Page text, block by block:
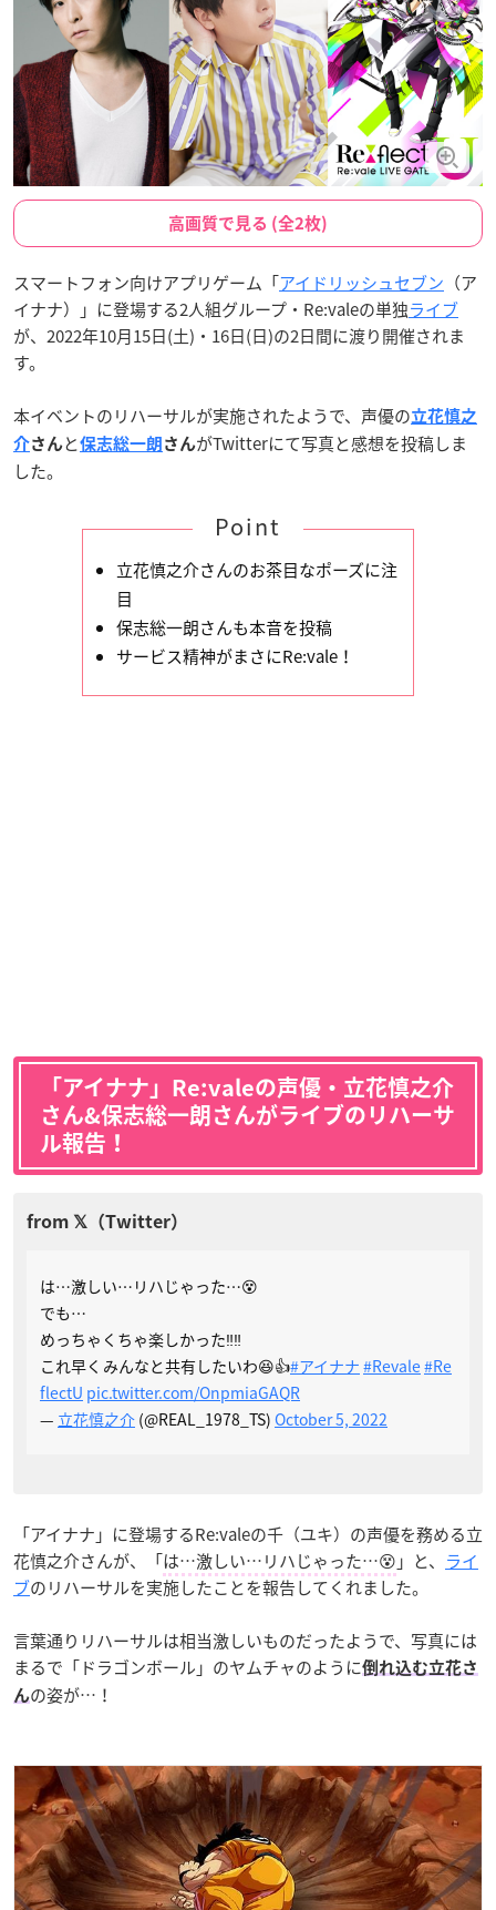
高画質で見る (全2枚)
スマートフォン向けアプリゲーム「アイドリッシュセブン （ア
イナナ）」に登場する2人組グループ・Re:valeの単独ライブ
が、2022年10月15日(土)・16日(日)の2日間に渡り開催されま
す。
本イベントのリハーサルが実施されたようで、声優の立花慎之
介さんと保志総一朗 さんがTwitterにて写真と感想を投稿しま
した。
Point
立花慎之介さんのお茶目なポーズに注
目
保志総一朗さんも本音を投稿
サービス精神がまさにRe:vale！
「アイナナ」Re:valeの声優・立花慎之介
さん&保志総一朗さんがライブのリハーサ
ル報告！
は…激しい…リハじゃった…😵
でも…
めっちゃくちゃ楽しかった‼️‼️
これ早くみんなと共有したいわ😆👍#アイナナ #Revale#Re
flectU pic.twitter.com/OnpmiaGAQR
— 立花慎之介 (@REAL_1978_TS) October 5, 2022
「アイナナ」に登場するRe:valeの千（ユキ）の声優を務める立
花慎之介さんが、「は…激しい…リハじゃった…😵 」と、 ライ
ブのリハーサルを実施したことを報告してくれました。
言葉通りリハーサルは相当激しいものだったようで、写真には
まるで「ドラゴンボール」のヤムチャのように倒れ込む立花さ
んの姿が…！